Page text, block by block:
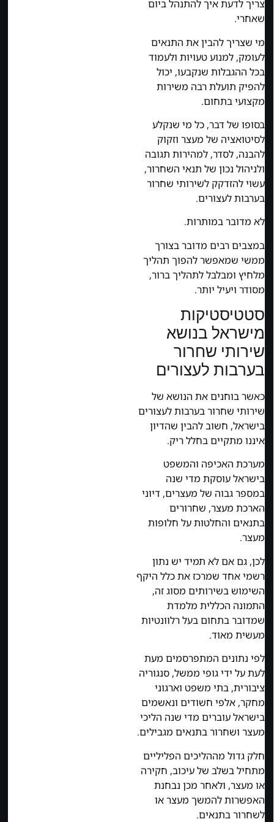
צריך לדעת איך להתנהל ביום
שאחרי.
מי שצריך להבין את התנאים
לעומק, למנוע טעויות ולעמוד
בכל ההגבלות שנקבעו, יכול
להפיק תועלת רבה משירות
מקצועי בתחום.
בסופו של דבר, כל מי שנקלע
לסיטואציה של מעצר וזקוק
להבנה, לסדר, למהירות תגובה
ולניהול נכון של תנאי השחרור,
עשוי להזדקק לשירותי שחרור
בערבות לעצורים.
לא מדובר במותרות.
במצבים רבים מדובר בצורך
ממשי שמאפשר להפוך תהליך
מלחיץ ומבלבל לתהליך ברור,
מסודר ויעיל יותר.
סטטיסטיקות
מישראל בנושא
שירותי שחרור
בערבות לעצורים
כאשר בוחנים את הנושא של
שירותי שחרור בערבות לעצורים
בישראל, חשוב להבין שהדיון
איננו מתקיים בחלל ריק.
מערכת האכיפה והמשפט
בישראל עוסקת מדי שנה
במספר גבוה של מעצרים, דיוני
הארכת מעצר, שחרורים
בתנאים והחלטות על חלופות
מעצר.
לכן, גם אם לא תמיד יש נתון
רשמי אחד שמרכז את כלל היקף
השימוש בשירותים מסוג זה,
התמונה הכללית מלמדת
שמדובר בתחום בעל רלוונטיות
מעשית מאוד.
לפי נתונים המתפרסמים מעת
לעת על ידי גופי ממשל, סנגוריה
ציבורית, בתי משפט וארגוני
מחקר, אלפי חשודים ונאשמים
בישראל עוברים מדי שנה הליכי
מעצר ושחרור בתנאים מגבילים.
חלק גדול מההליכים הפליליים
מתחיל בשלב של עיכוב, חקירה
או מעצר, ולאחר מכן נבחנת
האפשרות להמשך מעצר או
לשחרור בתנאים.